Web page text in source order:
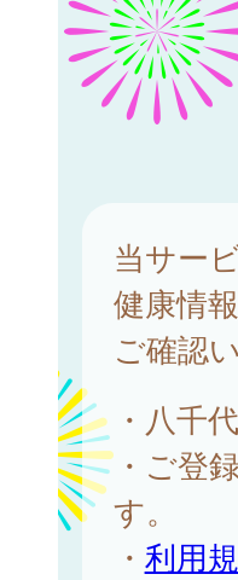
当サー
健康情
ご確認
・八千
・ご登
す。
・ 利用